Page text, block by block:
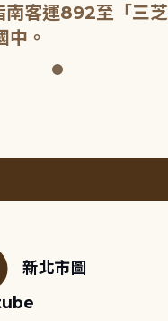
客運892至「三芝
中。
新北市圖